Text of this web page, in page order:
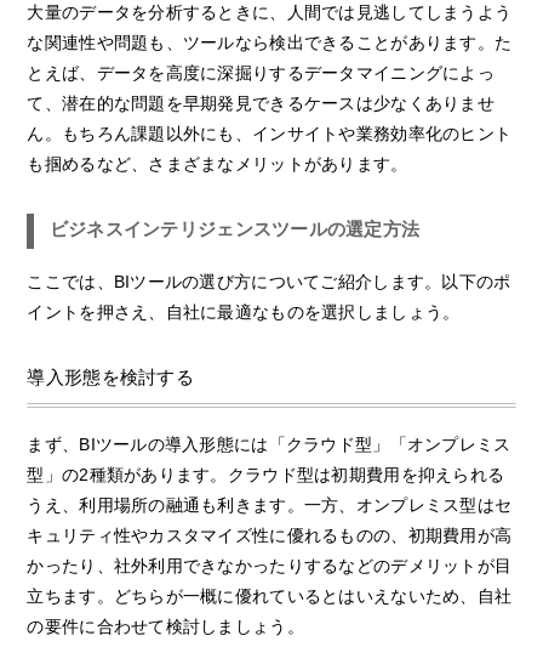
大量のデータを分析するときに、人間では見逃してしまうよう
な関連性や問題も、ツールなら検出できることがあります。た
とえば、データを高度に深掘りするデータマイニングによっ
て、潜在的な問題を早期発見できるケースは少なくありませ
ん。もちろん課題以外にも、インサイトや業務効率化のヒント
も掴めるなど、さまざまなメリットがあります。
ビジネスインテリジェンスツールの選定方法
ここでは、BIツールの選び方についてご紹介します。以下のポ
イントを押さえ、自社に最適なものを選択しましょう。
導入形態を検討する
まず、BIツールの導入形態には「クラウド型」「オンプレミス
型」の2種類があります。クラウド型は初期費用を抑えられる
うえ、利用場所の融通も利きます。一方、オンプレミス型はセ
キュリティ性やカスタマイズ性に優れるものの、初期費用が高
かったり、社外利用できなかったりするなどのデメリットが目
立ちます。どちらが一概に優れているとはいえないため、自社
の要件に合わせて検討しましょう。